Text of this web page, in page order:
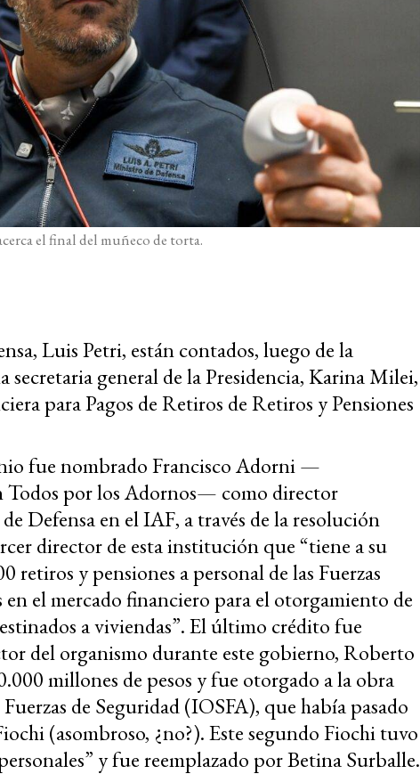
el final del muñeco de torta.
Luis Petri, están contados, luego de la
secretaria general de la Presidencia, Karina Milei,
para Pagos de Retiros de Retiros y Pensiones
fue nombrado Francisco Adorni —
Todos por los Adornos— como director
Defensa en el IAF, a través de la resolución
director de esta institución que “tiene a su
retiros y pensiones a personal de las Fuerzas
en el mercado financiero para el otorgamiento de
a viviendas”. El último crédito fue
del organismo durante este gobierno, Roberto
millones de pesos y fue otorgado a la obra
de Seguridad (IOSFA), que había pasado
(asombroso, ¿no?). Este segundo Fiochi tuvo
y fue reemplazado por Betina Surballe.